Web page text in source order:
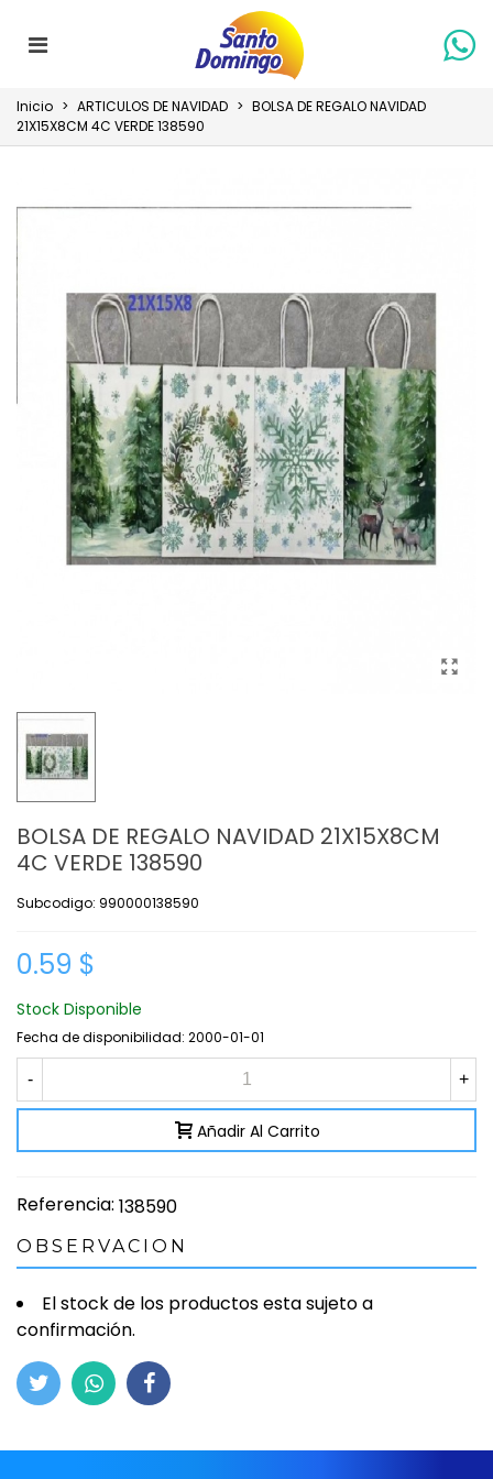
Inicio > ARTICULOS DE NAVIDAD > BOLSA DE REGALO NAVIDAD
21X15X8CM 4C VERDE 138590
BOLSA DE REGALO NAVIDAD 21X15X8CM
4C VERDE 138590
Subcodigo: 990000138590
0.59 $
Stock Disponible
Fecha de disponibilidad: 2000-01-01
- +
Añadir Al Carrito
Referencia: 138590
OBSERVACION
El stock de los productos esta sujeto a
confirmación.